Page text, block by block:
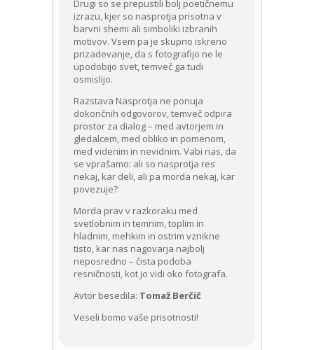
Drugi so se prepustili bolj poetičnemu
izrazu, kjer so nasprotja prisotna v
barvni shemi ali simboliki izbranih
motivov. Vsem pa je skupno iskreno
prizadevanje, da s fotografijo ne le
upodobijo svet, temveč ga tudi
osmislijo.
Razstava Nasprotja ne ponuja
dokončnih odgovorov, temveč odpira
prostor za dialog – med avtorjem in
gledalcem, med obliko in pomenom,
med videnim in nevidnim. Vabi nas, da
se vprašamo: ali so nasprotja res
nekaj, kar deli, ali pa morda nekaj, kar
povezuje?
Morda prav v razkoraku med
svetlobnim in temnim, toplim in
hladnim, mehkim in ostrim vznikne
tisto, kar nas nagovarja najbolj
neposredno – čista podoba
resničnosti, kot jo vidi oko fotografa.
Avtor besedila: Tomaž Berčič
Veseli bomo vaše prisotnosti!